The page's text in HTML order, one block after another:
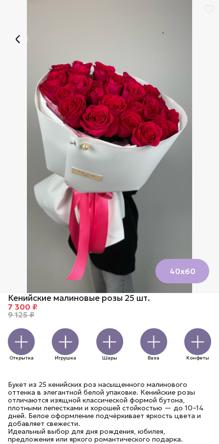
40х60
Кенийские малиновые розы 25 шт.
7 300 ₽
9 125 ₽
Открытка Игрушка Шары Ваза Конфеты
Букет из 25 кенийских роз насыщенного малинового
оттенка в элегантной белой упаковке. Кенийские розы
отличаются изящной классической формой бутона,
плотными лепестками и хорошей стойкостью — до 10–14
дней. Белое оформление подчёркивает яркость цвета и
добавляет свежести.
Идеальный выбор для дня рождения, юбилея,
предложения или яркого романтического подарка.